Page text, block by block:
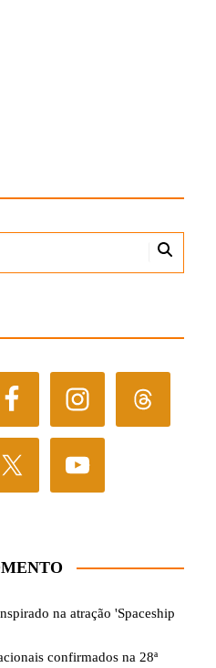
na atração 'Spaceship
confirmados na 28ª